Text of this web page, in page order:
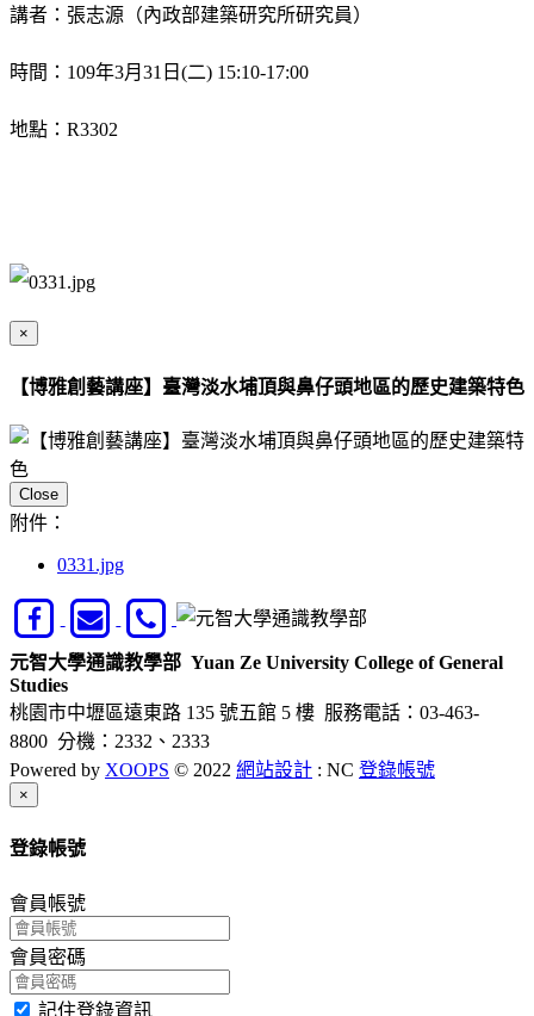
講者：張志源（內政部建築研究所研究員）
時間：109年3月31日(二) 15:10-17:00
地點：R3302
×
【博雅創藝講座】臺灣淡水埔頂與鼻仔頭地區的歷史建築特色
Close
附件：
0331.jpg
元智大學通識教學部 Yuan Ze University College of General
Studies
桃園市中壢區遠東路 135 號五館 5 樓 服務電話：03-463-
8800 分機：2332、2333
Powered by XOOPS © 2022 網站設計 : NC 登錄帳號
×
登錄帳號
會員帳號
會員密碼
記住登錄資訊